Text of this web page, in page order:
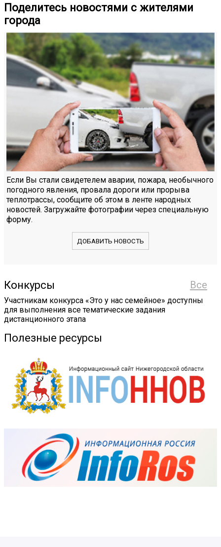
Поделитесь новостями с жителями
города
Если Вы стали свидетелем аварии, пожара, необычного
погодного явления, провала дороги или прорыва
теплотрассы, сообщите об этом в ленте народных
новостей. Загружайте фотографии через специальную
форму.
ДОБАВИТЬ НОВОСТЬ
Все
Конкурсы
Участникам конкурса «Это у нас семейное» доступны
для выполнения все тематические задания
дистанционного этапа
Полезные ресурсы